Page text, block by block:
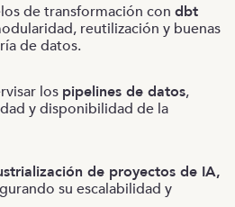
de transformación con dbt
reutilización y buenas
de datos.
los pipelines de datos,
y disponibilidad de la
de proyectos de IA,
su escalabilidad y